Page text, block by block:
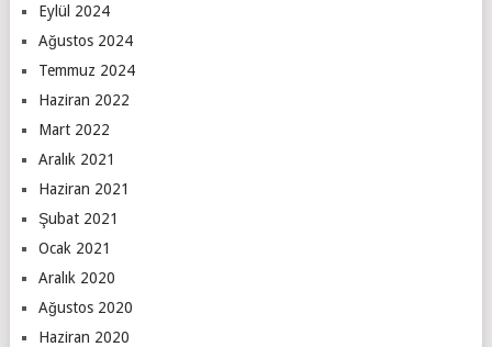
Eylül 2024
Ağustos 2024
Temmuz 2024
Haziran 2022
Mart 2022
Aralık 2021
Haziran 2021
Şubat 2021
Ocak 2021
Aralık 2020
Ağustos 2020
Haziran 2020